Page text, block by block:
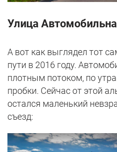
Улица
А вот как выглядел тот
пути в 2016 году.
плотным потоком, по
пробки. Сейчас от этой
остался маленький
съезд: